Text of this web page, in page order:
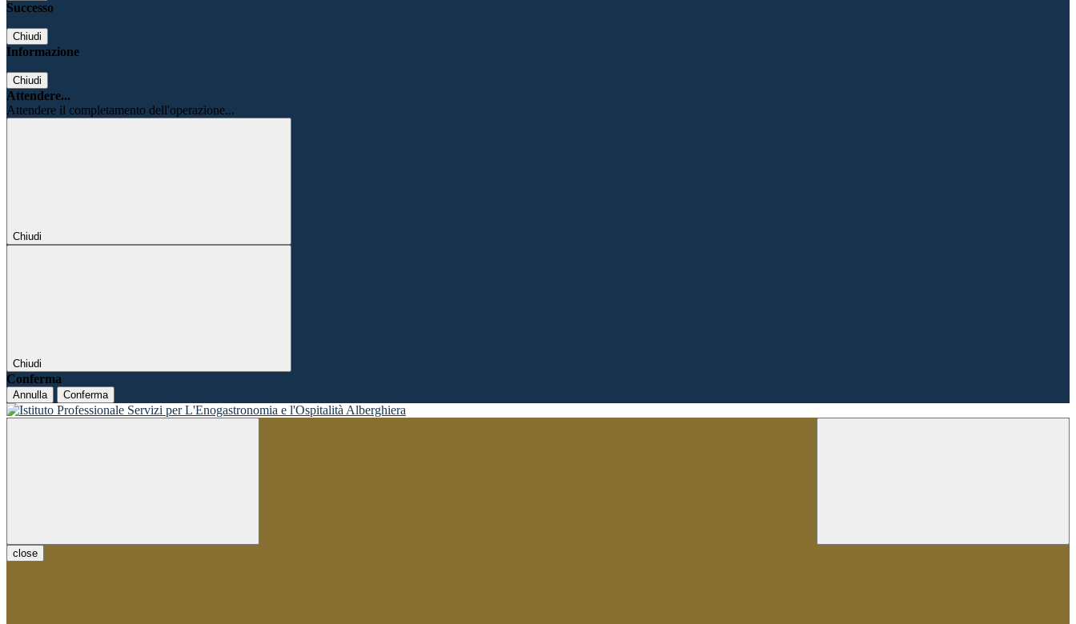
Successo
Chiudi
Informazione
Chiudi
Attendere...
Attendere il completamento dell'operazione...
Chiudi
Chiudi
Conferma
Annulla Conferma
close